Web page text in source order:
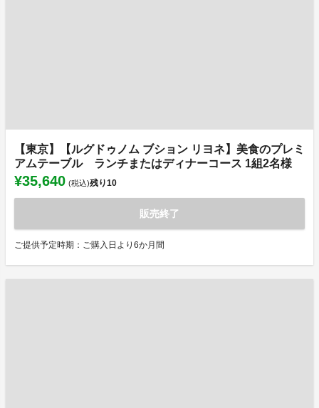
【東京】【ルグドゥノム ブション リヨネ】美食のプレミ
アムテーブル ランチまたはディナーコース 1組2名様
¥35,640 (税込)残り10
販売終了
ご提供予定時期：ご購入日より6か月間